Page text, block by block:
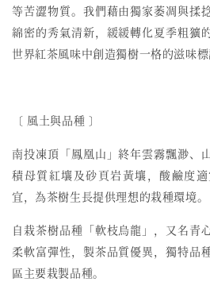
等苦澀物質。我們藉由獨家萎凋與揉
綿密的秀氣清新，緩緩轉化夏季粗獷
世界紅茶風味中創造獨樹一格的滋味標
〔 風土與品種 〕
南投凍頂「鳳凰山」終年雲霧飄渺、
積母質紅壤及砂頁岩黃壤，酸鹼度
宜，為茶樹生長提供理想的栽種環境。
自栽茶樹品種「軟枝烏龍」，又名青
柔軟富彈性，製茶品質優異，獨特品
區主要栽製品種。